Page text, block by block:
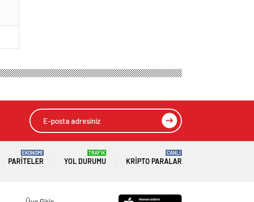
PARITELER
EKONOMİ
YOL DURUMU
TRAFİK
KRIPTO PARALAR
CANLI